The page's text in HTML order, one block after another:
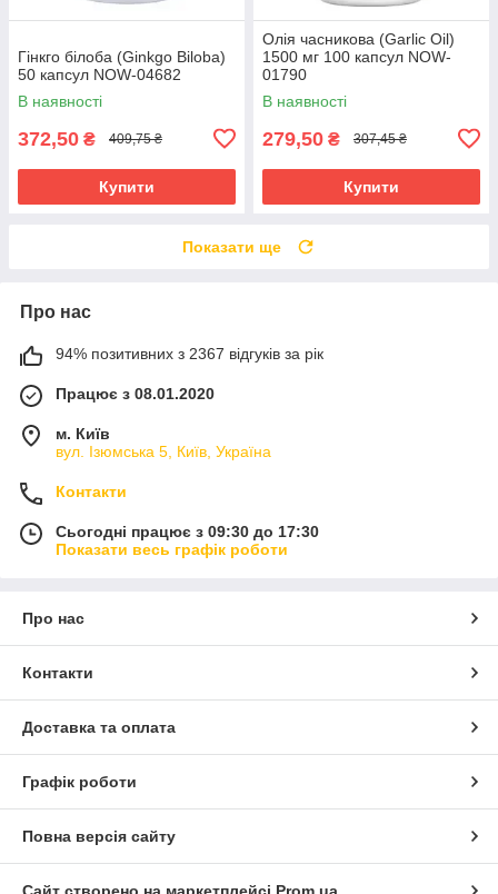
Гінкго білоба (Ginkgo Biloba)
50 капсул NOW-04682
В наявності
372,50 ₴ 409,75 ₴
Купити
Олія часникова (Garlic Oil)
1500 мг 100 капсул NOW-
01790
В наявності
279,50 ₴ 307,45 ₴
Купити
Показати ще
Про нас
94% позитивних з 2367 відгуків за рік
Працює з 08.01.2020
м. Київ
вул. Ізюмська 5, Київ, Україна
Контакти
Сьогодні працює з 09:30 до 17:30
Показати весь графік роботи
Про нас
Контакти
Доставка та оплата
Графік роботи
Повна версія сайту